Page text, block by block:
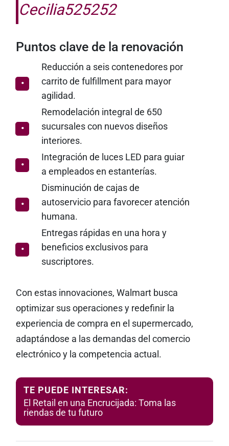
Cecilia525252
Puntos clave de la renovación
Reducción a seis contenedores por
carrito de fulfillment para mayor
agilidad.
Remodelación integral de 650
sucursales con nuevos diseños
interiores.
Integración de luces LED para guiar
a empleados en estanterías.
Disminución de cajas de
autoservicio para favorecer atención
humana.
Entregas rápidas en una hora y
beneficios exclusivos para
suscriptores.
Con estas innovaciones, Walmart busca
optimizar sus operaciones y redefinir la
experiencia de compra en el supermercado,
adaptándose a las demandas del comercio
electrónico y la competencia actual.
TE PUEDE INTERESAR:
El Retail en una Encrucijada: Toma las
riendas de tu futuro